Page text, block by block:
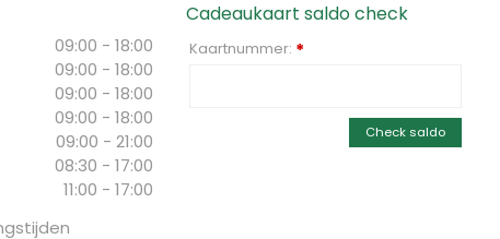
09:00 - 18:00
09:00 - 18:00
09:00 - 18:00
09:00 - 18:00
09:00 - 21:00
08:30 - 17:00
11:00 - 17:00
Cadeaukaart saldo check
Kaartnummer: *
Check saldo